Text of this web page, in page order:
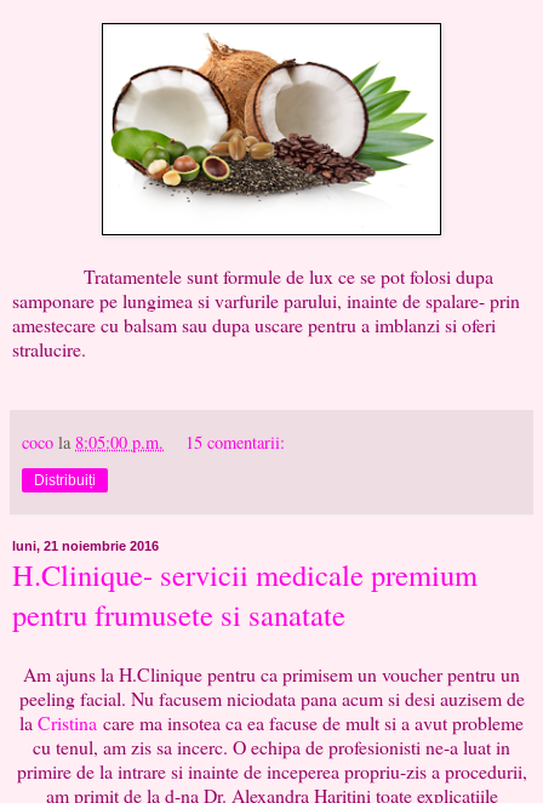
Tratamentele sunt formule de lux ce se pot folosi dupa
samponare pe lungimea si varfurile parului, inainte de spalare- prin
amestecare cu balsam sau dupa uscare pentru a imblanzi si oferi
stralucire.
coco la 8:05:00 p.m. 15 comentarii:
Distribuiți
luni, 21 noiembrie 2016
H.Clinique- servicii medicale premium
pentru frumusete si sanatate
Am ajuns la H.Clinique pentru ca primisem un voucher pentru un
peeling facial. Nu facusem niciodata pana acum si desi auzisem de
laCristina care ma insotea ca ea facuse de mult si a avut probleme
cu tenul, am zis sa incerc. O echipa de profesionisti ne-a luat in
primire de la intrare si inainte de inceperea propriu-zis a procedurii,
am primit de la d-na Dr. Alexandra Haritini toate explicatiile